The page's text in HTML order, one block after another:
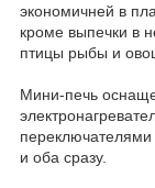
экономичней в
кроме выпечки в
птицы рыбы и
Мини-печь
переключателями
и оба сразу.